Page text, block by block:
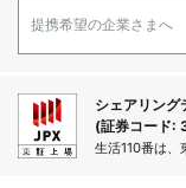
提携希望の企業さまへ
シェアリング
(証券コード:
生活110番は、